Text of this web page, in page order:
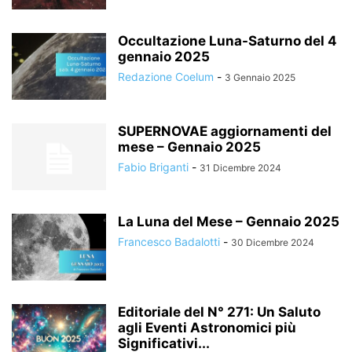
Occultazione Luna-Saturno del 4
gennaio 2025
Redazione Coelum - 3 Gennaio 2025
SUPERNOVAE aggiornamenti del
mese – Gennaio 2025
Fabio Briganti - 31 Dicembre 2024
La Luna del Mese – Gennaio 2025
Francesco Badalotti - 30 Dicembre 2024
Editoriale del N° 271: Un Saluto
agli Eventi Astronomici più
Significativi...